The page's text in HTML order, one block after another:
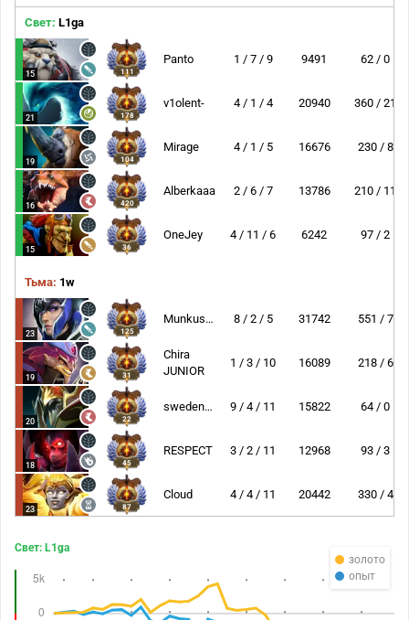
Свет: L1ga
15 111
Panto 1 / 7 / 9 9491 62 / 0
21 178
v1olent- 4 / 1 / 4 20940 360 / 21
19 104
Mirage 4 / 1 / 5 16676 230 / 8
16 420
Alberkaaa 2 / 6 / 7 13786 210 / 11
15 36
OneJey 4 / 11 / 6 6242 97 / 2
Тьма: 1w
23 125
Munkushi~ 8 / 2 / 5 31742 551 / 7
19 31
Chira
JUNIOR
1 / 3 / 10 16089 218 / 6
20 22
swedenstrong 9 / 4 / 11 15822 64 / 0
18 45
RESPECT 3 / 2 / 11 12968 93 / 3
23 87
Cloud 4 / 4 / 11 20442 330 / 4
золото
опыт
Свет: L1ga